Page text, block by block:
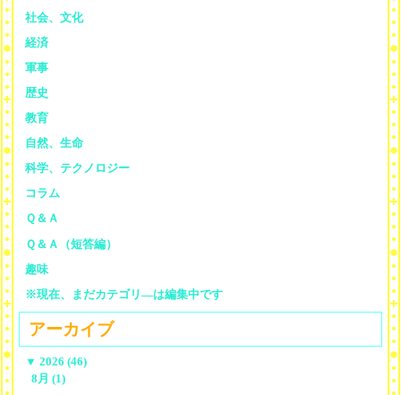
社会、文化
経済
軍事
歴史
教育
自然、生命
科学、テクノロジー
コラム
Ｑ＆Ａ
Ｑ＆Ａ（短答編）
趣味
※現在、まだカテゴリ—は編集中です
アーカイブ
▼ 2026 (46)
8月 (1)